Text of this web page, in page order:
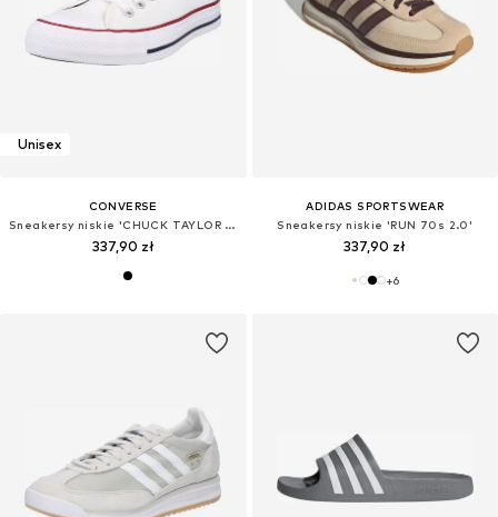
Unisex
CONVERSE
Sneakersy niskie 'CHUCK TAYLOR ALL STAR'
337,90 zł
ADIDAS SPORTSWEAR
Sneakersy niskie 'RUN 70s 2.0'
337,90 zł
+6